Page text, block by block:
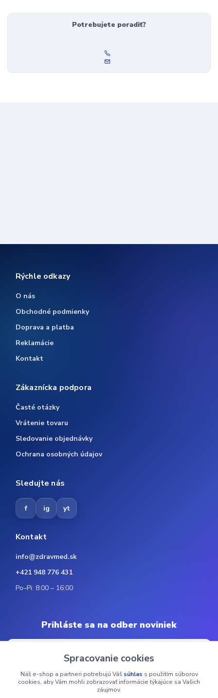
Potrebujete poradiť?
Rýchle odkazy
O nás
Obchodné podmienky
Doprava a platba
Reklamácie
Kontakt
Zákaznícka podpora
Časté otázky
Vrátenie tovaru
Sledovanie objednávky
Ochrana osobných údajov
Sledujte nás
f ig yt
Kontakt
info@zdravmed.sk
+421 948 776 431
Po–Pi: 8:00 – 16:00
Prihláste sa na odber noviniek
Odoberať
Spracovanie cookies
Náš e-shop a partneri potrebujú Váš súhlas s použitím súborov
cookies, aby Vám mohli zobrazovať informácie týkajúce sa Vašich
záujmov.